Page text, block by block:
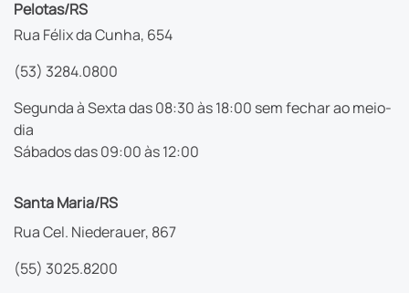
Pelotas/RS
Rua Félix da Cunha, 654
(53) 3284.0800
Segunda à Sexta das 08:30 às 18:00 sem fechar ao meio-
dia
Sábados das 09:00 às 12:00
Santa Maria/RS
Rua Cel. Niederauer, 867
(55) 3025.8200